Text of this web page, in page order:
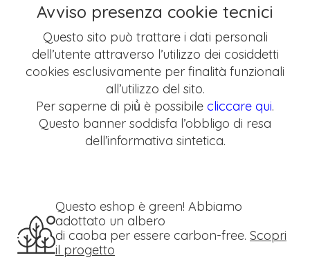
Avviso presenza cookie tecnici
Questo sito può trattare i dati personali
dell’utente attraverso l’utilizzo dei cosiddetti
cookies esclusivamente per finalità funzionali
all’utilizzo del sito.
Per saperne di più̀ è possibile cliccare qui.
Questo banner soddisfa l’obbligo di resa
dell’informativa sintetica.
Questo eshop è green! Abbiamo
adottato un albero
di caoba per essere carbon-free. Scopri
il progetto